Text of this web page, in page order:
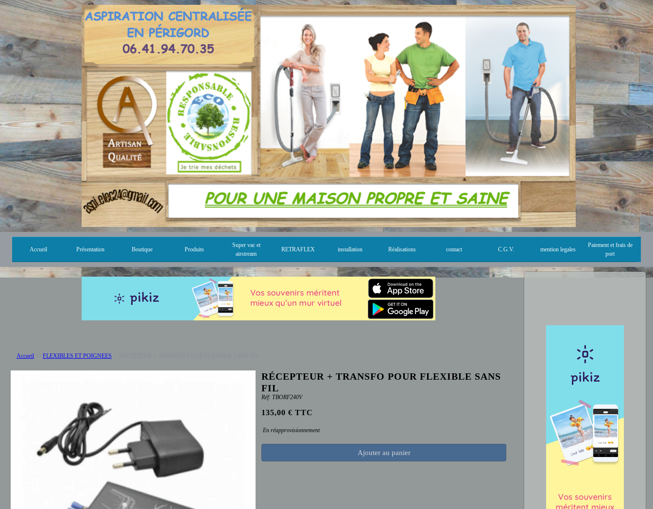
Accueil Présentation Boutique Produits
Super vac et
airstream
RETRAFLEX installation Réalisations contact C.G.V. mention legales
Paiement et frais de
port
Accueil FLEXIBLES ET POIGNEES
RÉCEPTEUR + TRANSFO POUR FLEXIBLE SANS
FIL
Réf: TBORF240V
135,00 € TTC
En réapprovisionnement
Ajouter au panier